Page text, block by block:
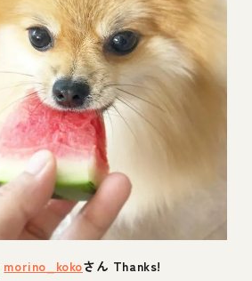
morino_kokoさん Thanks!